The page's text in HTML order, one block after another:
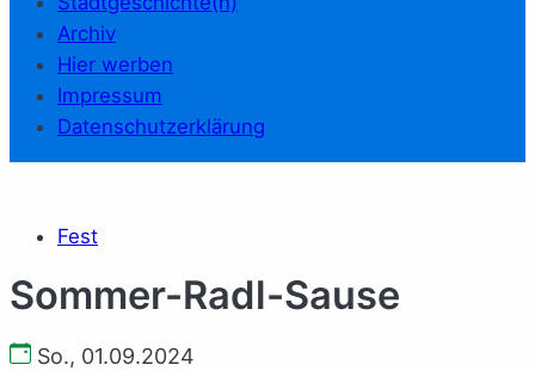
Archiv
Hier werben
Impressum
Datenschutzerklärung
Fest
Sommer-Radl-Sause
So., 01.09.2024